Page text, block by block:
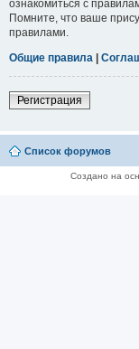
ознакомиться с
Помните, что ваше
правилами.
Общие правила |
Регистрация
Список форумов
Создано на